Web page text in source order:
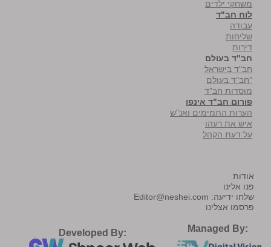
משחקי ילדים
לוח חב"ד
עבודה
שליחות
דירות
חב"ד בעולם
חב"ד בישראל
"חב"ד בעולם
מוסדות חב"ד
פורום חב"ד אינפו
הערות התמימים ואנ"ש
איש את רעהו
על דעת הקהל
אודות
פנו אלינו
שלחו ידיעה: Editor@neshei.com
פרסמו אצלינו
Developed By: Managed By: